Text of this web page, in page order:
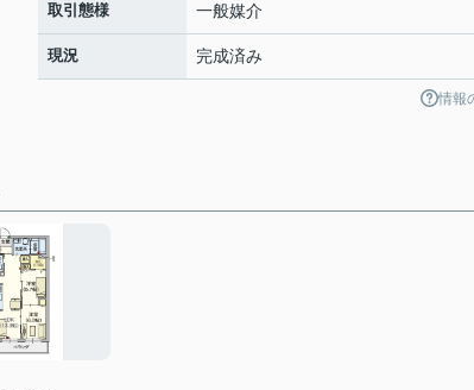
取引態様 一般媒介
現況 完成済み
情報